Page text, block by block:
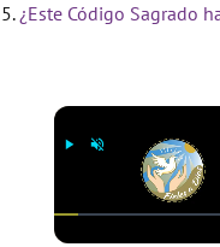
¿Este Código Sagrado